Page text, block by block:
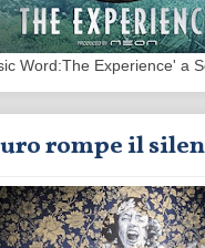
Word:The Experience' a
rompe il